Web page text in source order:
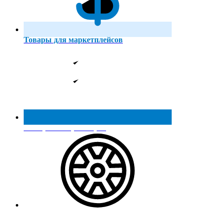
Товары для маркетплейсов
Реестр МинПромТорга